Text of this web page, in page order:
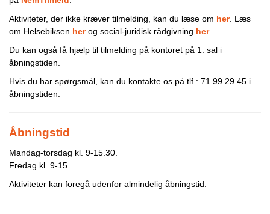
Aktiviteter, der ikke kræver tilmelding, kan du læse om her. Læs
om Helsebiksen herog social-juridisk rådgivning her.
Du kan også få hjælp til tilmelding på kontoret på 1. sal i
åbningstiden.
Hvis du har spørgsmål, kan du kontakte os på tlf.: 71 99 29 45 i
åbningstiden.
Åbningstid
Mandag-torsdag kl. 9-15.30.
Fredag kl. 9-15.
Aktiviteter kan foregå udenfor almindelig åbningstid.